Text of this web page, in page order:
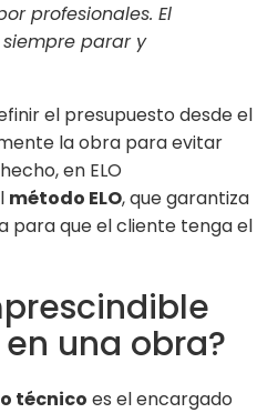
profesionales. El
parar y
el presupuesto desde el
la obra para evitar
en ELO
método ELO, que garantiza
para que el cliente tenga el
una obra?
técnico es el encargado